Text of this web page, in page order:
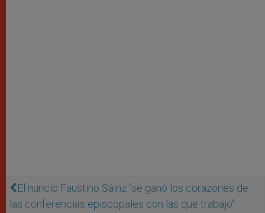
El nuncio Faustino Sáinz ''se ganó los corazones de
las conferencias episcopales con las que trabajó''